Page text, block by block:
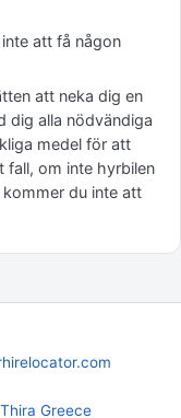
att få någon
att neka dig en
dig alla nödvändiga
medel för att
fall, om inte hyrbilen
du inte att
Greece